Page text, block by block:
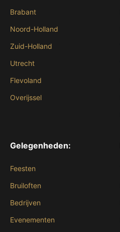
Brabant
Noord-Holland
Zuid-Holland
Utrecht
Flevoland
Overijssel
Gelegenheden:
Feesten
Bruiloften
Bedrijven
Evenementen